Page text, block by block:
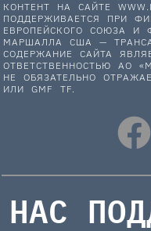
КОНТЕНТ НА САЙТЕ
ПОДДЕРЖИВАЕТСЯ ПРИ
ЕВРОПЕЙСКОГО СОЮЗА
МАРШАЛЛА США —
СОДЕРЖАНИЕ САЙТА
ОТВЕТСТВЕННОСТЬЮ АО
НЕ ОБЯЗАТЕЛЬНО
ИЛИ GMF TF.
НАС